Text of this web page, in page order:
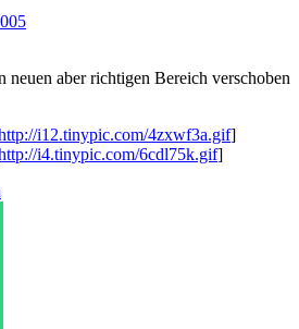
neuen aber richtigen Bereich verschoben
i12.tinypic.com/4zxwf3a.gif]
i4.tinypic.com/6cdl75k.gif]